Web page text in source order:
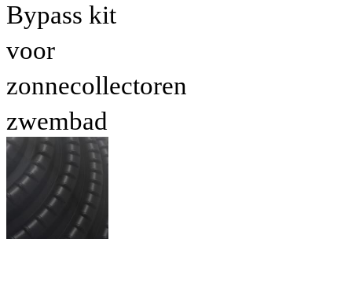
Bypass kit
voor
zonnecollectoren
zwembad